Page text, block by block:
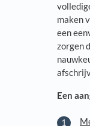
maken
een
zorgen
Een